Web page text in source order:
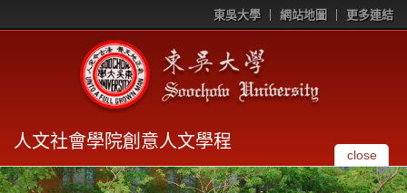
東吳大學 網站地圖 更多連結
人文社會學院創意人文學程
close